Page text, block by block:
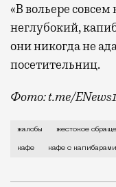
«В вольере
неглубокий,
они никогда не
посетительниц.
Фото: t.me/
С момента
жалобы жестокое
кафе кафе с капибарами